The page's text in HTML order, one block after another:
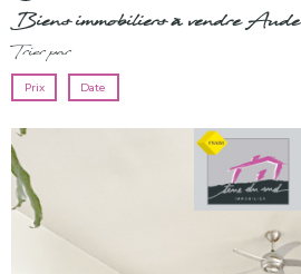
Biens immobiliers à vendre Aude
Trier par
Prix Date